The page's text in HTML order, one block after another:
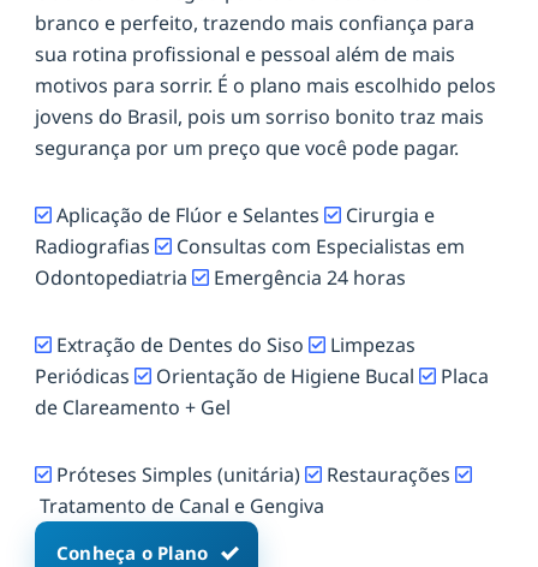
branco e perfeito, trazendo mais confiança para
sua rotina profissional e pessoal além de mais
motivos para sorrir. É o plano mais escolhido pelos
jovens do Brasil, pois um sorriso bonito traz mais
segurança por um preço que você pode pagar.
Aplicação de Flúor e Selantes
Cirurgia e
Radiografias
Consultas com Especialistas em
Odontopediatria
Emergência 24 horas
Extração de Dentes do Siso
Limpezas
Periódicas
Orientação de Higiene Bucal
Placa
de Clareamento + Gel
Próteses Simples (unitária)
Restaurações
Tratamento de Canal e Gengiva
Conheça o Plano